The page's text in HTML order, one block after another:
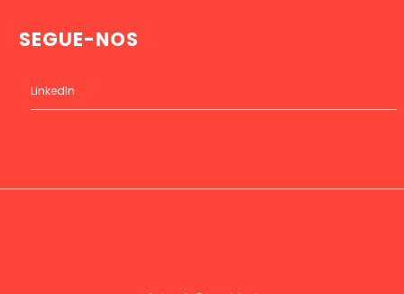
SEGUE-NOS
LinkedIn